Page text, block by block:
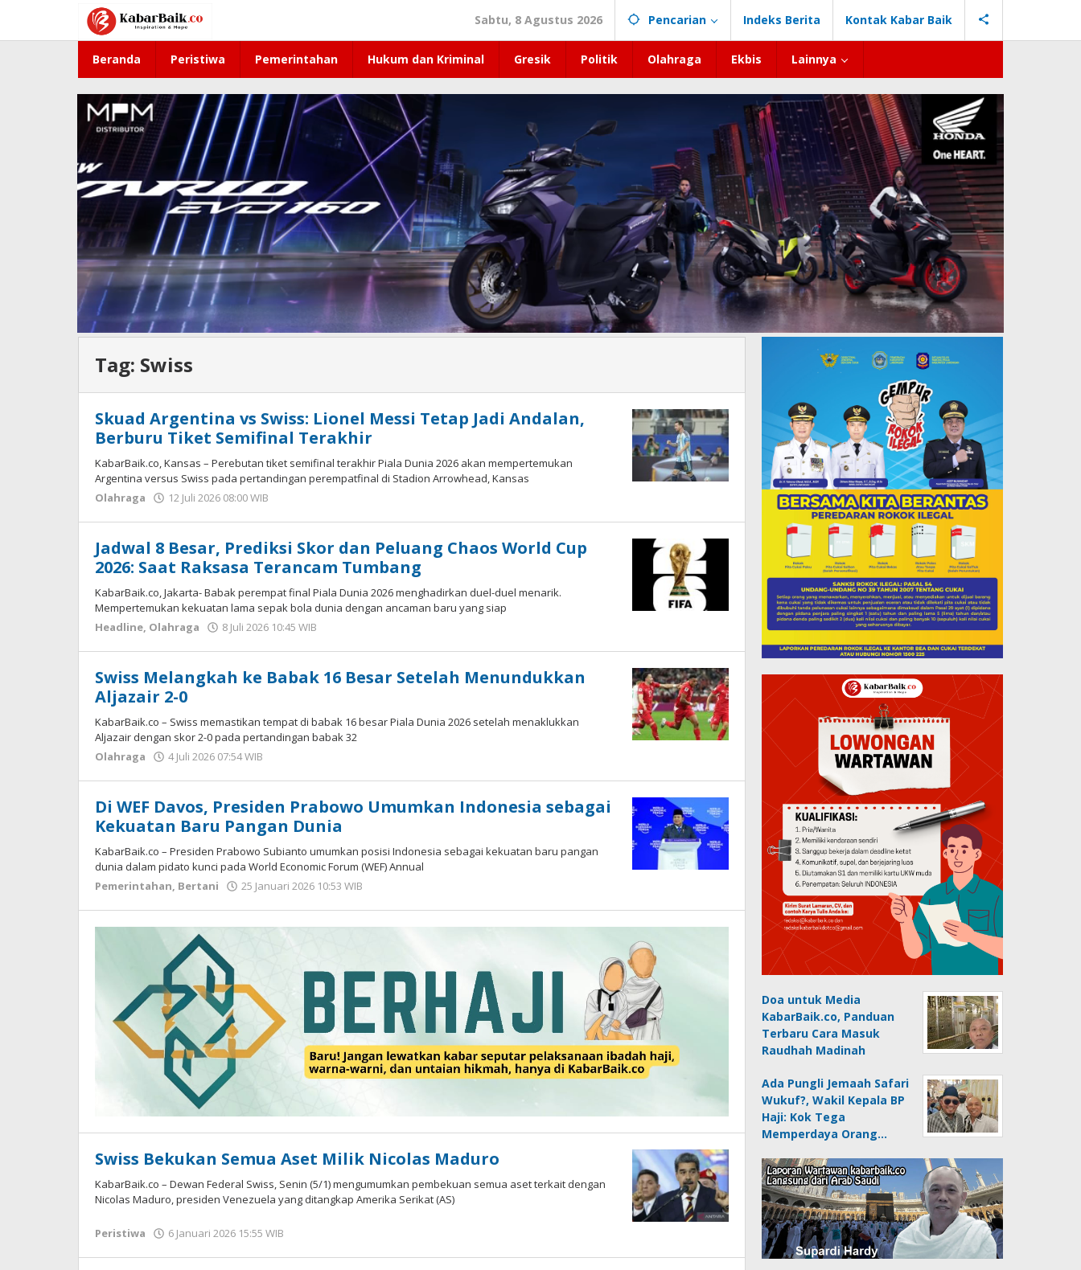
konten
Sabtu, 8 Agustus 2026 Pencarian Indeks Berita Kontak Kabar Baik
Beranda Peristiwa Pemerintahan Hukum dan Kriminal Gresik Politik Olahraga Ekbis Lainnya
Tag: Swiss
Skuad Argentina vs Swiss: Lionel Messi Tetap Jadi Andalan,
Berburu Tiket Semifinal Terakhir
KabarBaik.co, Kansas – Perebutan tiket semifinal terakhir Piala Dunia 2026 akan mempertemukan
Argentina versus Swiss pada pertandingan perempatfinal di Stadion Arrowhead, Kansas
Olahraga
12 Juli 2026 08:00 WIB
Jadwal 8 Besar, Prediksi Skor dan Peluang Chaos World Cup
2026: Saat Raksasa Terancam Tumbang
KabarBaik.co, Jakarta- Babak perempat final Piala Dunia 2026 menghadirkan duel-duel menarik.
Mempertemukan kekuatan lama sepak bola dunia dengan ancaman baru yang siap
Headline, Olahraga 8 Juli 2026 10:45 WIB
Swiss Melangkah ke Babak 16 Besar Setelah Menundukkan
Aljazair 2-0
KabarBaik.co – Swiss memastikan tempat di babak 16 besar Piala Dunia 2026 setelah menaklukkan
Aljazair dengan skor 2-0 pada pertandingan babak 32
Olahraga
4 Juli 2026 07:54 WIB
Di WEF Davos, Presiden Prabowo Umumkan Indonesia sebagai
Kekuatan Baru Pangan Dunia
KabarBaik.co – Presiden Prabowo Subianto umumkan posisi Indonesia sebagai kekuatan baru pangan
dunia dalam pidato kunci pada World Economic Forum (WEF) Annual
Pemerintahan, Bertani 25 Januari 2026 10:53 WIB
Swiss Bekukan Semua Aset Milik Nicolas Maduro
KabarBaik.co – Dewan Federal Swiss, Senin (5/1) mengumumkan pembekuan semua aset terkait dengan
Nicolas Maduro, presiden Venezuela yang ditangkap Amerika Serikat (AS)
Peristiwa 6 Januari 2026 15:55 WIB
Doa untuk Media
KabarBaik.co, Panduan
Terbaru Cara Masuk
Raudhah Madinah
Ada Pungli Jemaah Safari
Wukuf?, Wakil Kepala BP
Haji: Kok Tega
Memperdaya Orang…